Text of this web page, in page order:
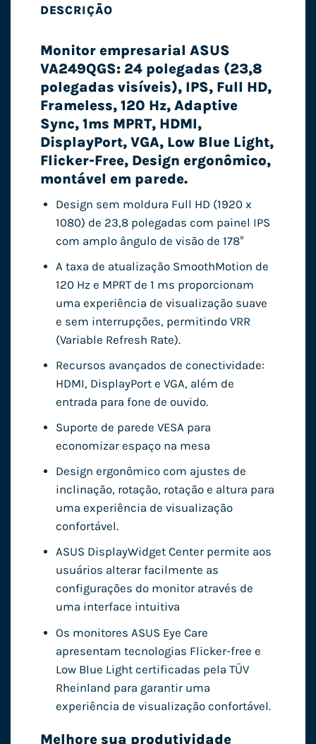
DESCRIÇÃO
Monitor empresarial ASUS
VA249QGS: 24 polegadas (23,8
polegadas visíveis), IPS, Full HD,
Frameless, 120 Hz, Adaptive
Sync, 1ms MPRT, HDMI,
DisplayPort, VGA, Low Blue Light,
Flicker-Free, Design ergonômico,
montável em parede.
Design sem moldura Full HD (1920 x
1080) de 23,8 polegadas com painel IPS
com amplo ângulo de visão de 178°
A taxa de atualização SmoothMotion de
120 Hz e MPRT de 1 ms proporcionam
uma experiência de visualização suave
e sem interrupções, permitindo VRR
(Variable Refresh Rate).
Recursos avançados de conectividade:
HDMI, DisplayPort e VGA, além de
entrada para fone de ouvido.
Suporte de parede VESA para
economizar espaço na mesa
Design ergonômico com ajustes de
inclinação, rotação, rotação e altura para
uma experiência de visualização
confortável.
ASUS DisplayWidget Center permite aos
usuários alterar facilmente as
configurações do monitor através de
uma interface intuitiva
Os monitores ASUS Eye Care
apresentam tecnologias Flicker-free e
Low Blue Light certificadas pela TÜV
Rheinland para garantir uma
experiência de visualização confortável.
Melhore sua produtividade